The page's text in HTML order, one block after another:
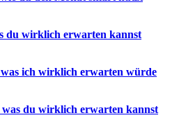
du wirklich erwarten kannst
ich wirklich erwarten würde
du wirklich erwarten kannst